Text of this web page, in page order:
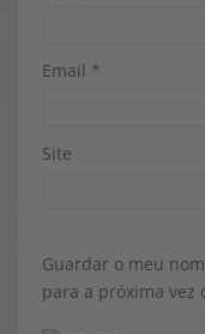
Email *
Site
Guardar o meu
para a próxima vez